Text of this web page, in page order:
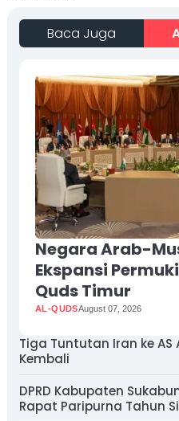
Baca Juga
Negara Arab-
Ekspansi
Quds Timur
AL-QUDSAugust 07, 2026
Tiga Tuntutan Iran ke AS
Kembali
DPRD Kabupaten
Rapat Paripurna Tahun